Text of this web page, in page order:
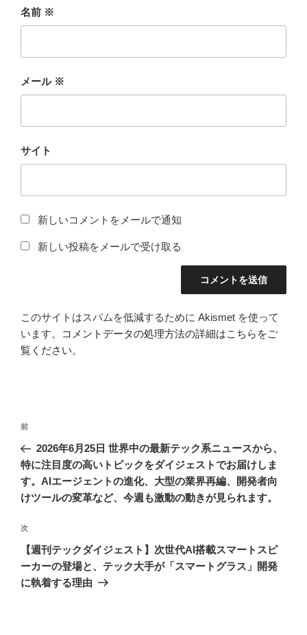
名前 ※
メール ※
サイト
新しいコメントをメールで通知
新しい投稿をメールで受け取る
このサイトはスパムを低減するために Akismet を使って
います。
コメントデータの処理方法の詳細はこちらをご
覧ください。
投
ナ
ビ
ゲ
シ
ョ
ン
前
の
投
稿
前
2026年6月25日 世界中の最新テック系ニュースから、
特に注目度の高いトピックをダイジェストでお届けしま
す。AIエージェントの進化、大型の業界再編、開発者向
けツールの変革など、今週も激動の動きが見られます。
次
の
稿
次
【週刊テックダイジェスト】次世代AI搭載スマートスピ
ーカーの登場と、テック大手が「スマートグラス」開発
に執着する理由